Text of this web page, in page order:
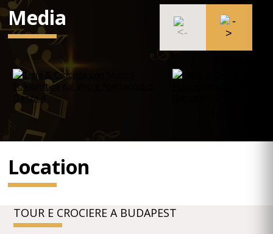
Media
Location
TOUR E CROCIERE A BUDAPEST